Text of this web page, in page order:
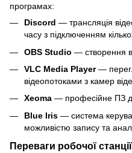
програмах:
Discord — трансляція
часу з підключенням
OBS Studio — створення
VLC Media Player—
відеопотоками з камер
Xeoma — професійне ПЗ
Blue Iris — система
можливістю запису та
Переваги робочої